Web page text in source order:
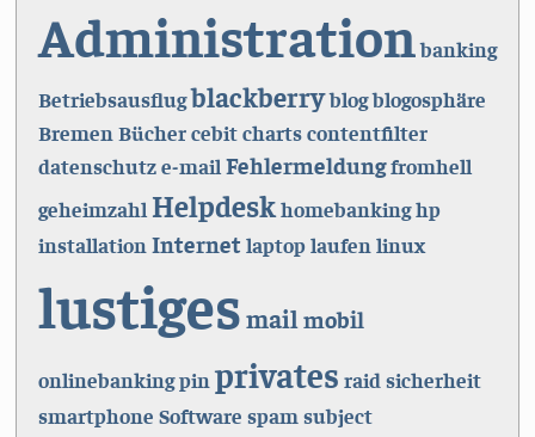
Administrationbanking
Betriebsausflugblackberryblogblogosphäre
Bremen Büchercebitchartscontentfilter
datenschutze-mail Fehlermeldungfromhell
geheimzahl Helpdeskhomebankinghp
installation Internet laptoplaufen linux
lustigesmail mobil
onlinebankingpin privates raid sicherheit
smartphone Software spam subject